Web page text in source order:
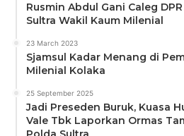
Rusmin Abdul Gani Caleg
Sultra Wakil Kaum Milenial
23 March 2023
Sjamsul Kadar Menang di
Milenial Kolaka
25 September 2025
Jadi Preseden Buruk, Kuasa
Vale Tbk Laporkan Ormas